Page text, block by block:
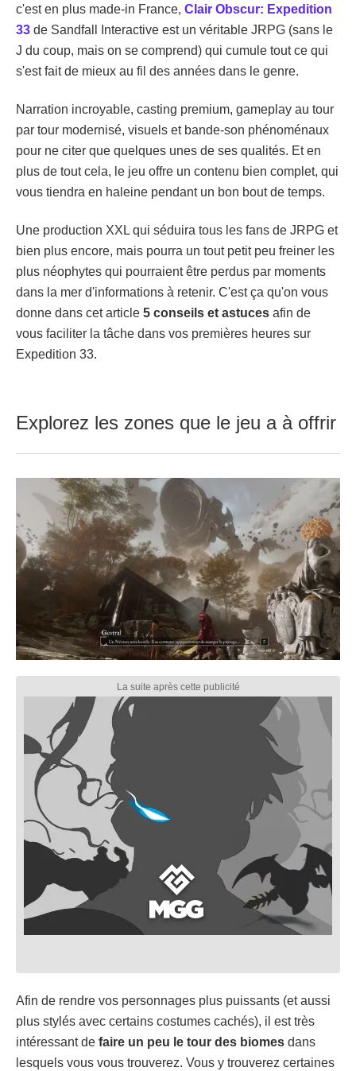
c'est en plus made-in France, Clair Obscur: Expedition
33 de Sandfall Interactive est un véritable JRPG (sans le
J du coup, mais on se comprend) qui cumule tout ce qui
s'est fait de mieux au fil des années dans le genre.
Narration incroyable, casting premium, gameplay au tour
par tour modernisé, visuels et bande-son phénoménaux
pour ne citer que quelques unes de ses qualités. Et en
plus de tout cela, le jeu offre un contenu bien complet, qui
vous tiendra en haleine pendant un bon bout de temps.
Une production XXL qui séduira tous les fans de JRPG et
bien plus encore, mais pourra un tout petit peu freiner les
plus néophytes qui pourraient être perdus par moments
dans la mer d'informations à retenir. C'est ça qu'on vous
donne dans cet article 5 conseils et astuces afin de
vous faciliter la tâche dans vos premières heures sur
Expedition 33.
Explorez les zones que le jeu a à offrir
Afin de rendre vos personnages plus puissants (et aussi
plus stylés avec certains costumes cachés), il est très
intéressant de faire un peu le tour des biomes dans
lesquels vous vous trouverez. Vous y trouverez certaines